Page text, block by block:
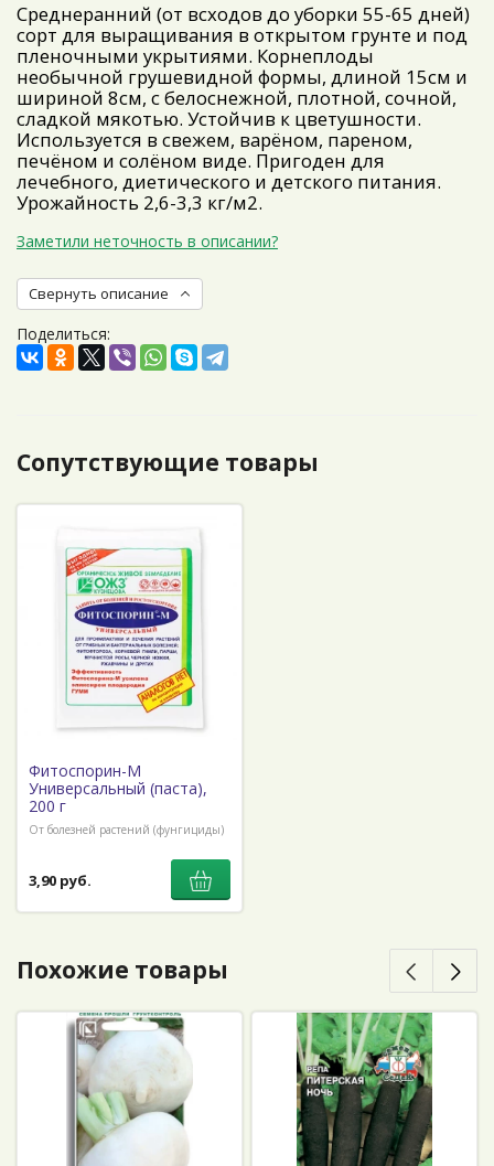
Среднеранний (от всходов до уборки 55-65 дней)
сорт для выращивания в открытом грунте и под
пленочными укрытиями. Корнеплоды
необычной грушевидной формы, длиной 15см и
шириной 8см, с белоснежной, плотной, сочной,
сладкой мякотью. Устойчив к цветушности.
Используется в свежем, варёном, пареном,
печёном и солёном виде. Пригоден для
лечебного, диетического и детского питания.
Урожайность 2,6-3,3 кг/м2.
Заметили неточность в описании?
Свернуть описание
Поделиться:
Сопутствующие товары
Фитоспорин-М
Универсальный (паста),
200 г
От болезней растений (фунгициды)
3,90 руб.
Похожие товары